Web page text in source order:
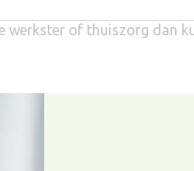
werkster of thuiszorg dan